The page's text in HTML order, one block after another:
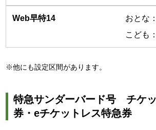
おとな
こども
※他にも設定区間があります。
特急サンダーバード号 チケ
券・eチケットレス特急券